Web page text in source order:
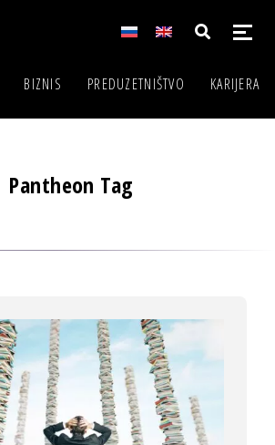
BIZNIS PREDUZETNIŠTVO KARIJERA
Pantheon Tag